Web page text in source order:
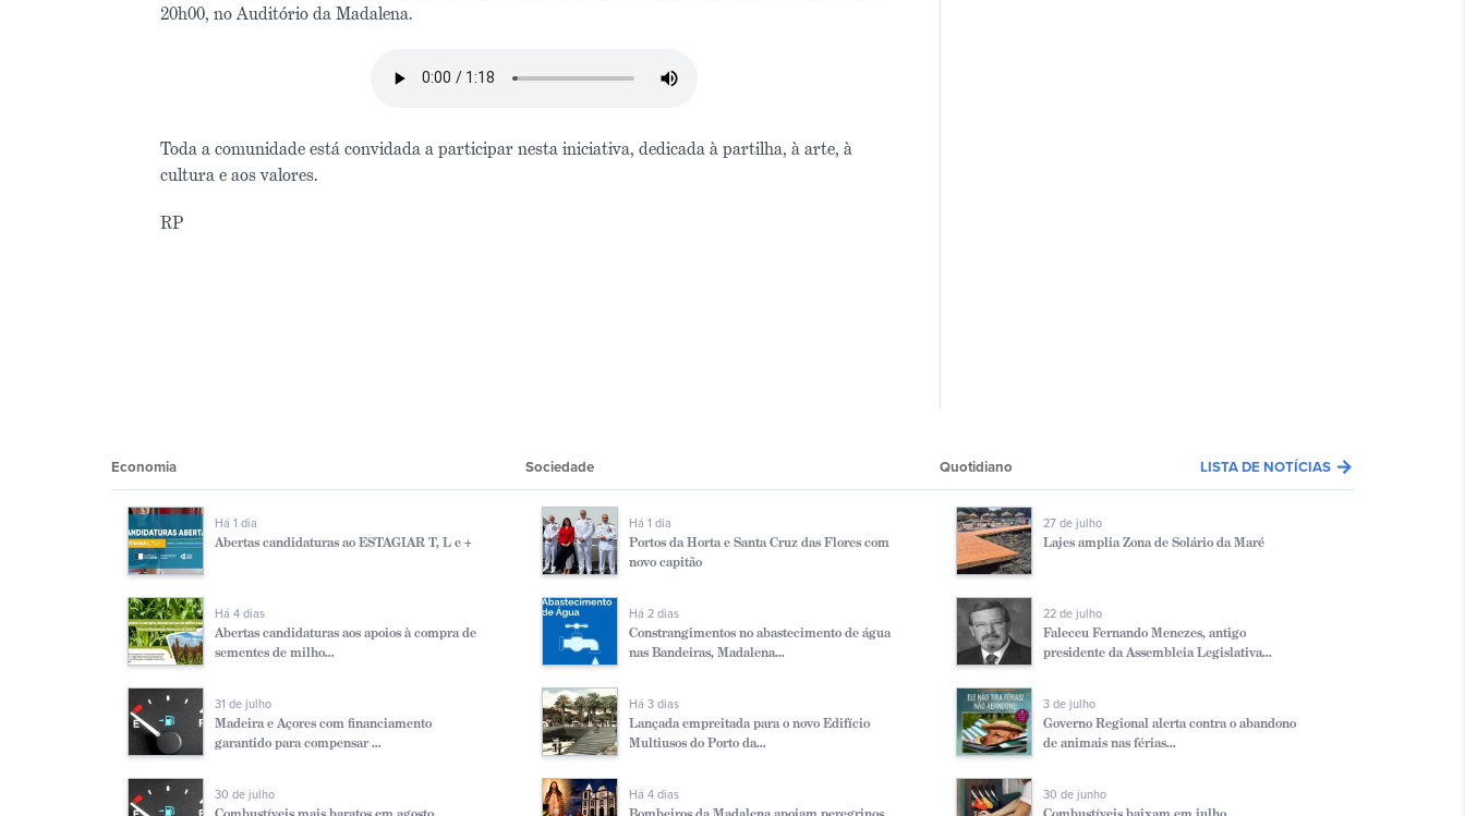
20h00, no Auditório da Madalena.
Toda a comunidade está convidada a participar nesta iniciativa, dedicada à partilha, à arte, à
cultura e aos valores.
RP
Economia Sociedade Quotidiano LISTA DE NOTÍCIAS arrow_forward
Há 1 dia
Abertas candidaturas ao ESTAGIAR T, L e +
Há 4 dias
Abertas candidaturas aos apoios à compra de
sementes de milho...
31 de julho
Madeira e Açores com financiamento
garantido para compensar ...
30 de julho
Há 1 dia
Portos da Horta e Santa Cruz das Flores com
novo capitão
Há 2 dias
Constrangimentos no abastecimento de água
nas Bandeiras, Madalena...
Há 3 dias
Lançada empreitada para o novo Edifício
Multiusos do Porto da...
Há 4 dias
27 de julho
Lajes amplia Zona de Solário da Maré
22 de julho
Faleceu Fernando Menezes, antigo
presidente da Assembleia Legislativa...
3 de julho
Governo Regional alerta contra o abandono
de animais nas férias...
30 de junho